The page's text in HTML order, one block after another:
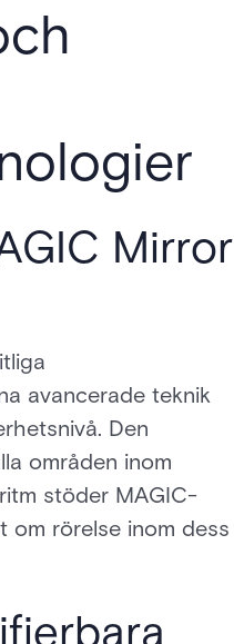
Mirror
avancerade teknik
Den
områden inom
stöder MAGIC-
rörelse inom dess